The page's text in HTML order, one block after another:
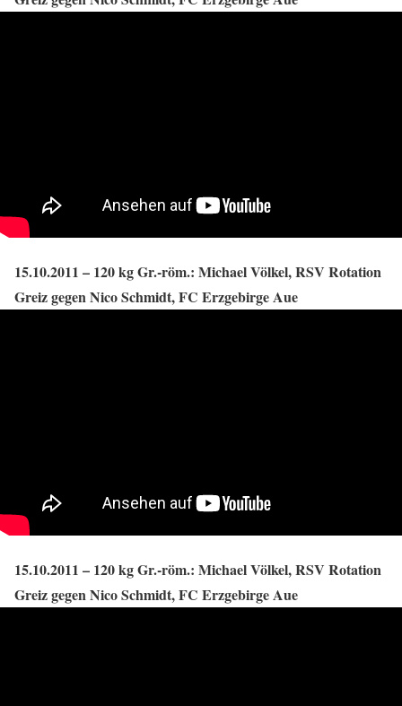
15.10.2011 – 120 kg Gr.-röm.: Michael Völkel, RSV Rotation
Greiz gegen Nico Schmidt, FC Erzgebirge Aue
15.10.2011 – 120 kg Gr.-röm.: Michael Völkel, RSV Rotation
Greiz gegen Nico Schmidt, FC Erzgebirge Aue